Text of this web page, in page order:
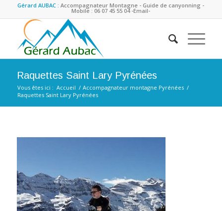
Gérard AUBAC :Accompagnateur Montagne - Guide de canyonning -
Mobile : 06 07 45 55 04 -Email-
Raquettes Saint Lary Pyrénées
Vous êtes ici : Accueil / Accompagnateur montagne Pyrénées /
Raquettes Saint Lary Pyrénées